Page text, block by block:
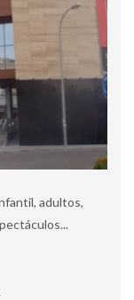
adultos,